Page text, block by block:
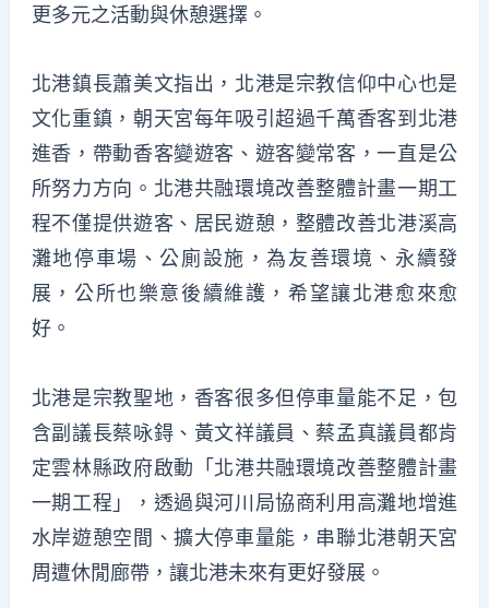
更多元之活動與休憩選擇。
北港鎮長蕭美文指出，北港是宗教信仰中心也是
文化重鎮，朝天宮每年吸引超過千萬香客到北港
進香，帶動香客變遊客、遊客變常客，一直是公
所努力方向。北港共融環境改善整體計畫一期工
程不僅提供遊客、居民遊憩，整體改善北港溪高
灘地停車場、公廁設施，為友善環境、永續發
展，公所也樂意後續維護，希望讓北港愈來愈
好。
北港是宗教聖地，香客很多但停車量能不足，包
含副議長蔡咏鍀、黃文祥議員、蔡孟真議員都肯
定雲林縣政府啟動「北港共融環境改善整體計畫
一期工程」，透過與河川局協商利用高灘地增進
水岸遊憩空間、擴大停車量能，串聯北港朝天宮
周遭休閒廊帶，讓北港未來有更好發展。